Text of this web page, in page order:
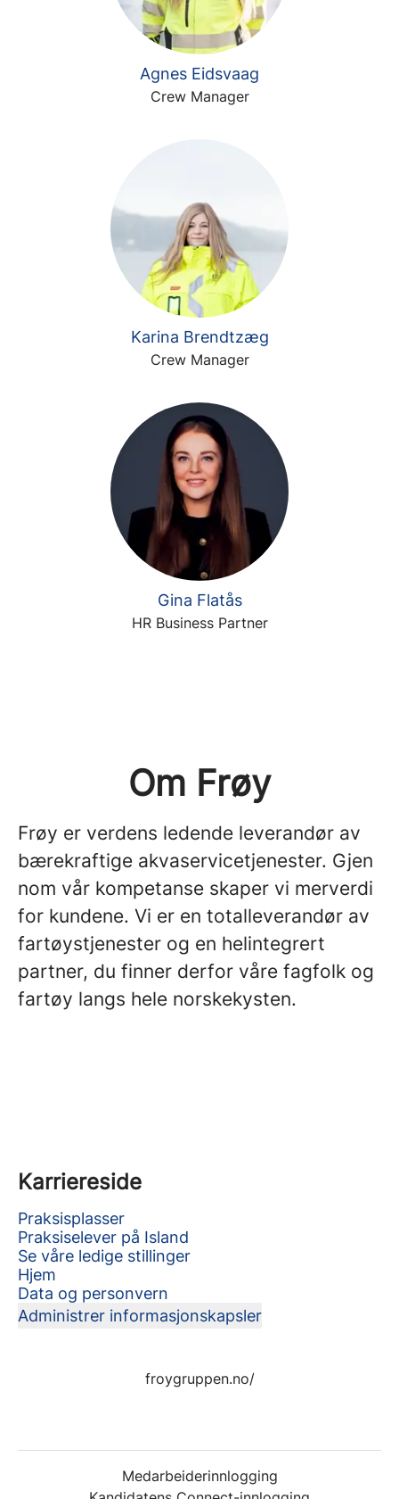
Agnes Eidsvaag
Crew Manager
Karina Brendtzæg
Crew Manager
Gina Flatås
HR Business Partner
Om Frøy
Frøy er verdens ledende leverandør av
bærekraftige akvaservicetjenester. Gjen
nom vår kompetanse skaper vi merverdi
for kundene. Vi er en totalleverandør av
fartøystjenester og en helintegrert
partner, du finner derfor våre fagfolk og
fartøy langs hele norskekysten.
Karriereside
Praksisplasser
Praksiselever på Island
Se våre ledige stillinger
Hjem
Data og personvern
Administrer informasjonskapsler
froygruppen.no/
Medarbeiderinnlogging